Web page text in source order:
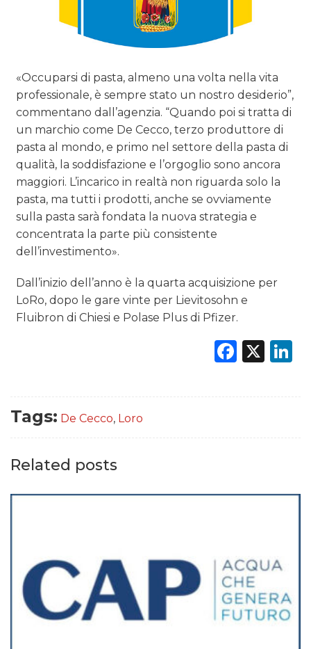
«Occuparsi di pasta, almeno una volta nella vita
professionale, è sempre stato un nostro desiderio”,
commentano dall’agenzia. “Quando poi si tratta di
un marchio come De Cecco, terzo produttore di
pasta al mondo, e primo nel settore della pasta di
qualità, la soddisfazione e l’orgoglio sono ancora
maggiori. L’incarico in realtà non riguarda solo la
pasta, ma tutti i prodotti, anche se ovviamente
sulla pasta sarà fondata la nuova strategia e
concentrata la parte più consistente
dell’investimento».
Dall’inizio dell’anno è la quarta acquisizione per
LoRo, dopo le gare vinte per Lievitosohn e
Fluibron di Chiesi e Polase Plus di Pfizer.
X
Tags: De Cecco, Loro
Related posts